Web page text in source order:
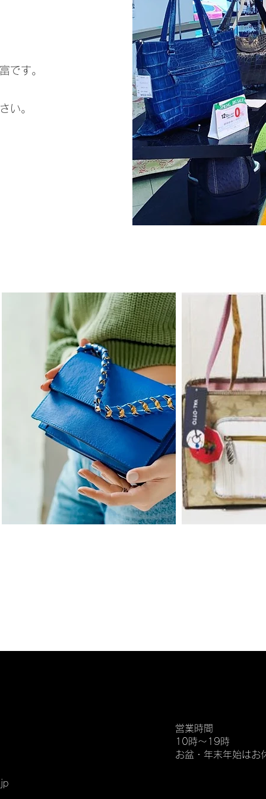
です。
い。
営業時間
10時〜19時
お盆・年末年始はお